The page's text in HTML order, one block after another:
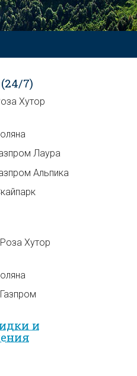
7)
Хутор
Лаура
Альпика
Роза Хутор
Газпром
и